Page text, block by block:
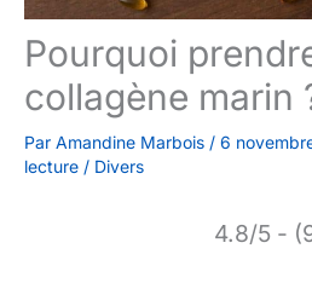
Pourquoi
collagène marin
Par Amandine Marbois / 6
lecture / Divers
4.8/5 -